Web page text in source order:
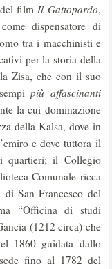
del filmIl Gattopardo,
dispensatore di
tra i macchinisti e
per la storia della
Zisa, che con il suo
più affascinanti
la cui dominazione
della Kalsa, dove in
e dove tuttora il
quartieri; il Collegio
Comunale ricca
San Francesco del
“Officina di studi
(1212 circa) che
1860 guidata dallo
fino al 1782 del